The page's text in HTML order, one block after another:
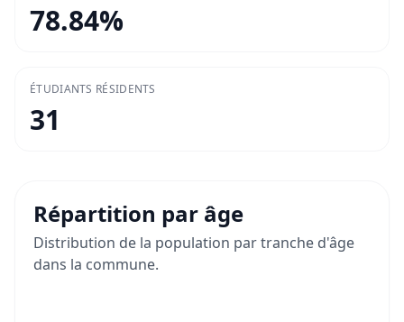
78.84%
ÉTUDIANTS RÉSIDENTS
31
Répartition par âge
Distribution de la population par tranche d'âge
dans la commune.